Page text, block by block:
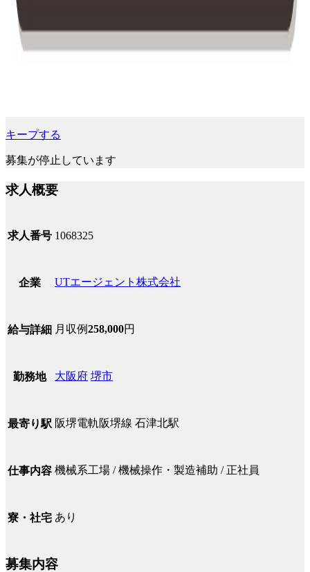
キープする
募集が停止しています
求人概要
求人番号 1068325
企業 UTエージェント株式会社
給与詳細 月収例258,000円
勤務地 大阪府 堺市
最寄り駅 阪堺電軌阪堺線 石津北駅
仕事内容 機械系工場 / 機械操作・製造補助 / 正社員
寮・社宅 あり
募集内容